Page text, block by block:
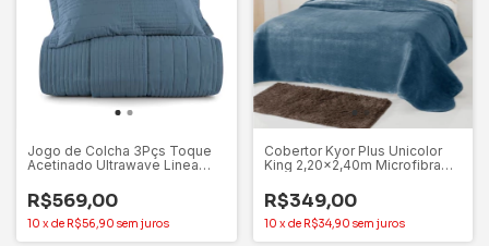
Jogo de Colcha 3Pçs Toque
Acetinado Ultrawave Linea
Altenburg
R$569,00
10 xde R$56,90 sem juros
Cobertor Kyor Plus Unicolor
King 2,20x2,40m Microfibra
R$349,00
10 xde R$34,90 sem juros